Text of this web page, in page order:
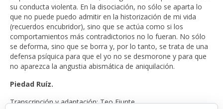
su conducta violenta. En la disociación, no sólo se aparta lo
que no puede puedo admitir en la historización de mi vida
(recuerdos encubridor), sino que se actúa como si los
comportamientos más contradictorios no lo fueran. No sólo
se deforma, sino que se borra y, por lo tanto, se trata de una
defensa psíquica para que el yo no se desmorone y para que
no aparezca la angustia abismática de aniquilación.
Piedad Ruíz.
Transcripción y adaptación: Teo Fiunte